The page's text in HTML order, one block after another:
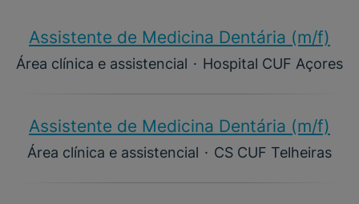
Assistente de Medicina Dentária (m/f)​
Área clínica e assistencial · Hospital CUF Açores
Assistente de Medicina Dentária (m/f)​
Área clínica e assistencial · CS CUF Telheiras